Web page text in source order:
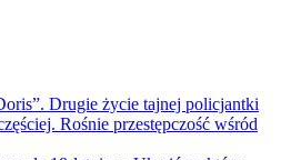
Drugie życie tajnej policjantki
Rośnie przestępczość wśród